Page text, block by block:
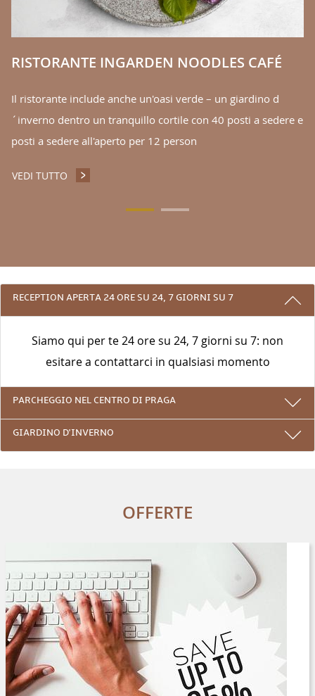
RISTORANTE INGARDEN NOODLES CAFÉ
Il ristorante include anche un'oasi verde – un giardino d
´inverno dentro un tranquillo cortile con 40 posti a sedere e
posti a sedere all'aperto per 12 person
VEDI TUTTO RISTORANTE INGARDEN NOODLES CAFÉ
3 RAGIONI PER PRENOTARE CON NOI
RECEPTION APERTA 24 ORE SU 24, 7 GIORNI SU 7
Siamo qui per te 24 ore su 24, 7 giorni su 7: non
esitare a contattarci in qualsiasi momento
PARCHEGGIO NEL CENTRO DI PRAGA
GIARDINO D'INVERNO
OFFERTE